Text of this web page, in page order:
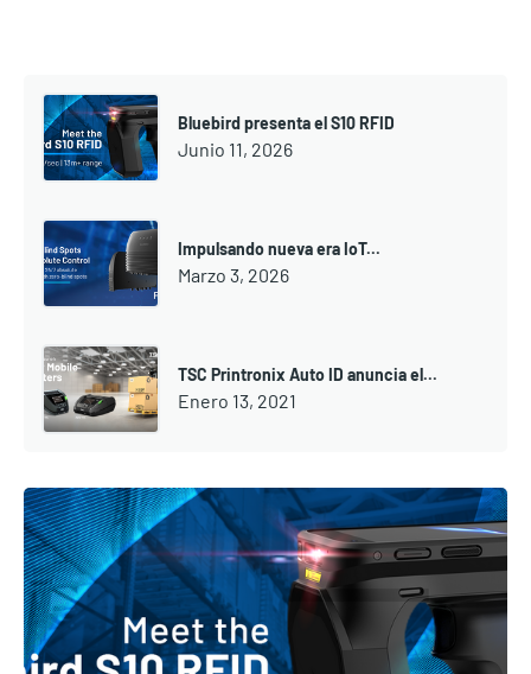
Bluebird presenta el S10 RFID
Junio 11, 2026
Impulsando nueva era IoT...
Marzo 3, 2026
TSC Printronix Auto ID anuncia el...
Enero 13, 2021